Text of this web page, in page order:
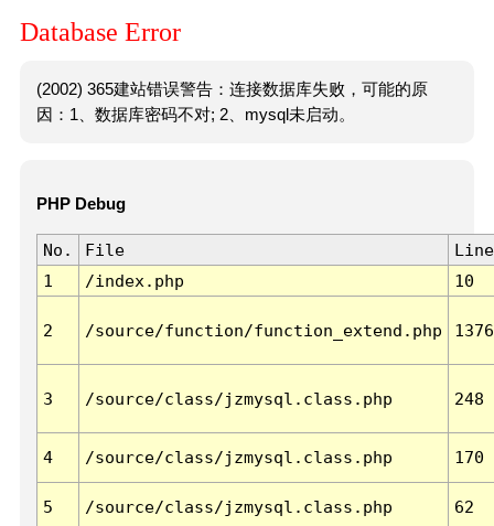
Database Error
(2002) 365建站错误警告：连接数据库失败，可能的原
因：1、数据库密码不对; 2、mysql未启动。
PHP Debug
No. File
Line
1
/index.php 10
2 /source/function/function_extend.php 1376
3 /source/class/jzmysql.class.php 248
4 /source/class/jzmysql.class.php 170
5 /source/class/jzmysql.class.php 62